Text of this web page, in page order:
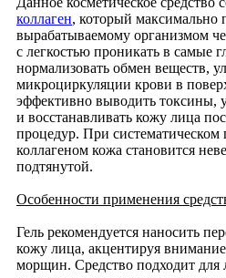
коллаген, который максимально
вырабатываемому организмом
с легкостью проникать в самые
нормализовать обмен веществ,
микроциркуляции крови в
эффективно выводить токсины,
и восстанавливать кожу лица
процедур. При
коллагеном кожа становится
подтянутой.
Особенности применения
Гель рекомендуется наносить
кожу лица, акцентируя
морщин. Средство подходит для